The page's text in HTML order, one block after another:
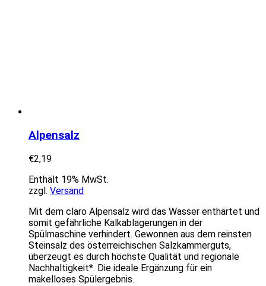
Alpensalz
€2,19
Enthält 19% MwSt.
zzgl. Versand
Mit dem claro Alpensalz wird das Wasser enthärtet und
somit gefährliche Kalkablagerungen in der
Spülmaschine verhindert. Gewonnen aus dem reinsten
Steinsalz des österreichischen Salzkammerguts,
überzeugt es durch höchste Qualität und regionale
Nachhaltigkeit*. Die ideale Ergänzung für ein
makelloses Spülergebnis.